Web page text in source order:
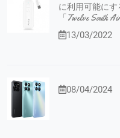
に利用可能にす
「Twelve South
13/03/2022
08/04/2024